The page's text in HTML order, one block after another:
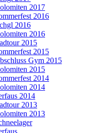
2017
2016
2016
2016
2015
2015
Gym 2015
2015
2014
2014
2014
2013
2013